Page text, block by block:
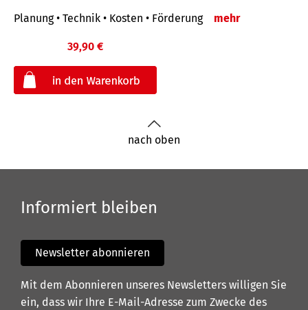
Planung • Technik • Kosten • Förderung mehr
39,90 €
nach oben
Informiert bleiben
Newsletter abonnieren
Mit dem Abonnieren unseres Newsletters willigen Sie
ein, dass wir Ihre E-Mail-Adresse zum Zwecke des